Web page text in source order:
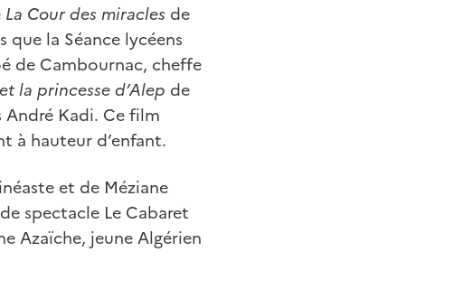
La Cour des miracles de
la Séance lycéens
de Cambournac, cheffe
la princesse d’Alep de
Kadi. Ce film
à hauteur d’enfant.
et de Méziane
spectacle Le Cabaret
Azaïche, jeune Algérien